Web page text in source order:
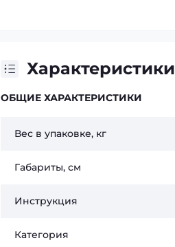
Характеристики
ОБЩИЕ ХАРАКТЕРИСТИКИ
Вес в упаковке, кг
Габариты, см
Инструкция
Категория